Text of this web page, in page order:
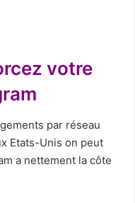
votre
par réseau
Etats-Unis on peut
a nettement la côte